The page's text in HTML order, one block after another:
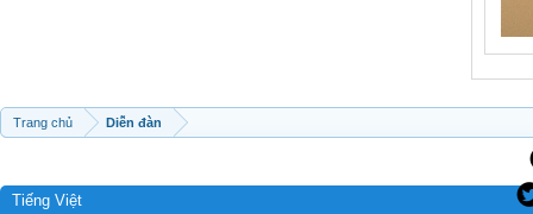
Trang chủ Diễn đàn
Tiếng Việt